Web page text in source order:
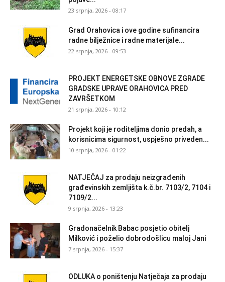
23 srpnja, 2026 - 08:17
Grad Orahovica i ove godine sufinancira
radne bilježnice i radne materijale...
22 srpnja, 2026 - 09:53
PROJEKT ENERGETSKE OBNOVE ZGRADE
GRADSKE UPRAVE ORAHOVICA PRED
ZAVRŠETKOM
21 srpnja, 2026 - 10:12
Projekt koji je roditeljima donio predah, a
korisnicima sigurnost, uspješno priveden...
10 srpnja, 2026 - 01:22
NATJEČAJ za prodaju neizgrađenih
građevinskih zemljišta k.č.br. 7103/2, 7104 i
7109/2...
9 srpnja, 2026 - 13:23
Gradonačelnik Babac posjetio obitelj
Milković i poželio dobrodošlicu maloj Jani
7 srpnja, 2026 - 15:37
ODLUKA o poništenju Natječaja za prodaju